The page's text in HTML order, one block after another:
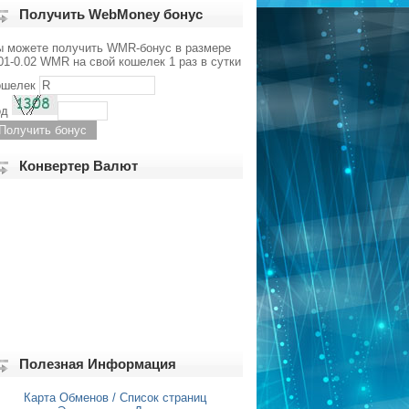
Получить WebMoney бонус
можете получить WMR-бонус в размере
0.02 WMR на свой кошелек 1 раз в сутки
Конвертер Валют
Полезная Информация
Карта Обменов / Список страниц